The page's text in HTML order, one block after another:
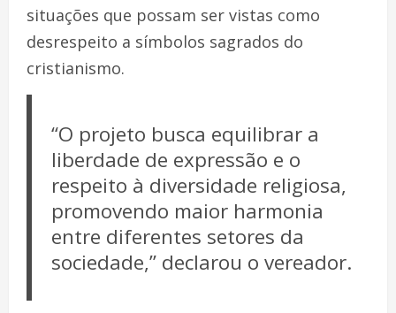
situações que possam ser vistas como
desrespeito a símbolos sagrados do
cristianismo.
“O projeto busca equilibrar a
liberdade de expressão e o
respeito à diversidade religiosa,
promovendo maior harmonia
entre diferentes setores da
sociedade,” declarou o vereador.